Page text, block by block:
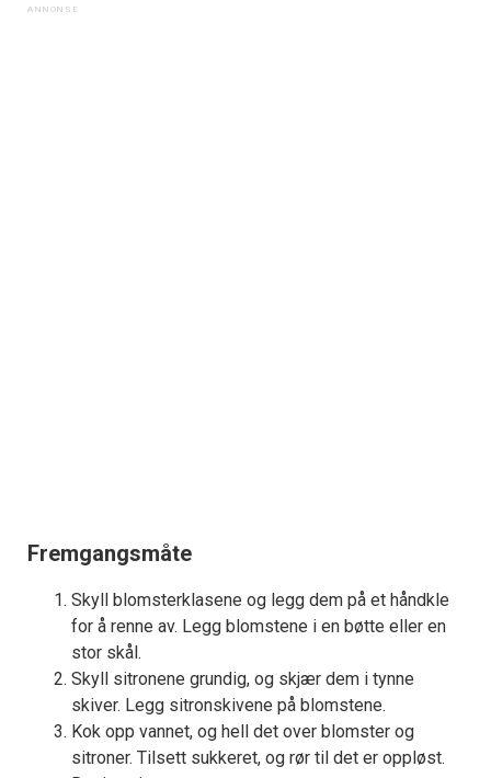
Fremgangsmåte
Skyll blomsterklasene og legg dem på et håndkle
for å renne av. Legg blomstene i en bøtte eller en
stor skål.
Skyll sitronene grundig, og skjær dem i tynne
skiver. Legg sitronskivene på blomstene.
Kok opp vannet, og hell det over blomster og
sitroner. Tilsett sukkeret, og rør til det er oppløst.